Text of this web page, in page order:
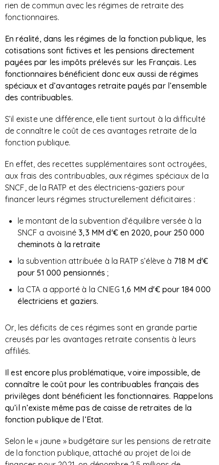
rien de commun avec les régimes de retraite des
fonctionnaires.
En réalité, dans les régimes de la fonction publique, les
cotisations sont fictives et les pensions directement
payées par les impôts prélevés sur les Français. Les
fonctionnaires bénéficient donc eux aussi de régimes
spéciaux et d’avantages retraite payés par l’ensemble
des contribuables.
S’il existe une différence, elle tient surtout à la difficulté
de connaître le coût de ces avantages retraite de la
fonction publique.
En effet, des recettes supplémentaires sont octroyées,
aux frais des contribuables, aux régimes spéciaux de la
SNCF, de la RATP et des électriciens-gaziers pour
financer leurs régimes structurellement déficitaires :
le montant de la subvention d’équilibre versée à la
SNCF a avoisiné 3,3 MM d'€ en 2020, pour 250 000
cheminots à la retraite
la subvention attribuée à la RATP s’élève à 718 M d'€
pour 51 000 pensionnés;
la CTA a apporté à la CNIEG1,6 MM d'€ pour 184 000
électriciens et gaziers.
Or, les déficits de ces régimes sont en grande partie
creusés par les avantages retraite consentis à leurs
affiliés.
Il est encore plus problématique, voire impossible, de
connaître le coût pour les contribuables français des
privilèges dont bénéficient les fonctionnaires. Rappelons
qu’il n’existe même pas de caisse de retraites de la
fonction publique de l’Etat.
Selon le « jaune » budgétaire sur les pensions de retraite
de la fonction publique, attaché au projet de loi de